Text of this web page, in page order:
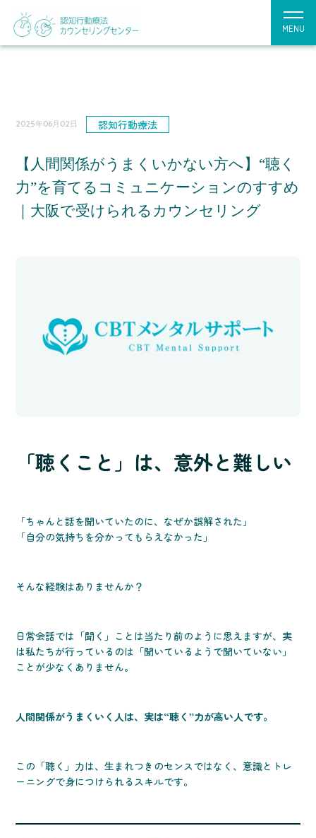
MENU
2025年06月02日 認知行動療法
【人間関係がうまくいかない方へ】“聴く
力”を育てるコミュニケーションのすすめ
｜大阪で受けられるカウンセリング
「聴くこと」は、意外と難しい
「ちゃんと話を聞いていたのに、なぜか誤解された」
「自分の気持ちを分かってもらえなかった」
そんな経験はありませんか？
日常会話では「聞く」ことは当たり前のように思えますが、実
は私たちが行っているのは「聞いているようで聞いていない」
ことが少なくありません。
人間関係がうまくいく人は、実は“聴く”力が高い人です。
この「聴く」力は、生まれつきのセンスではなく、意識とトレ
ーニングで身につけられるスキルです。